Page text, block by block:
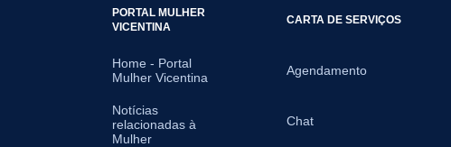
PORTAL MULHER
VICENTINA
Home - Portal
Mulher Vicentina
Notícias
relacionadas à
Mulher
CARTA DE SERVIÇOS
Agendamento
Chat